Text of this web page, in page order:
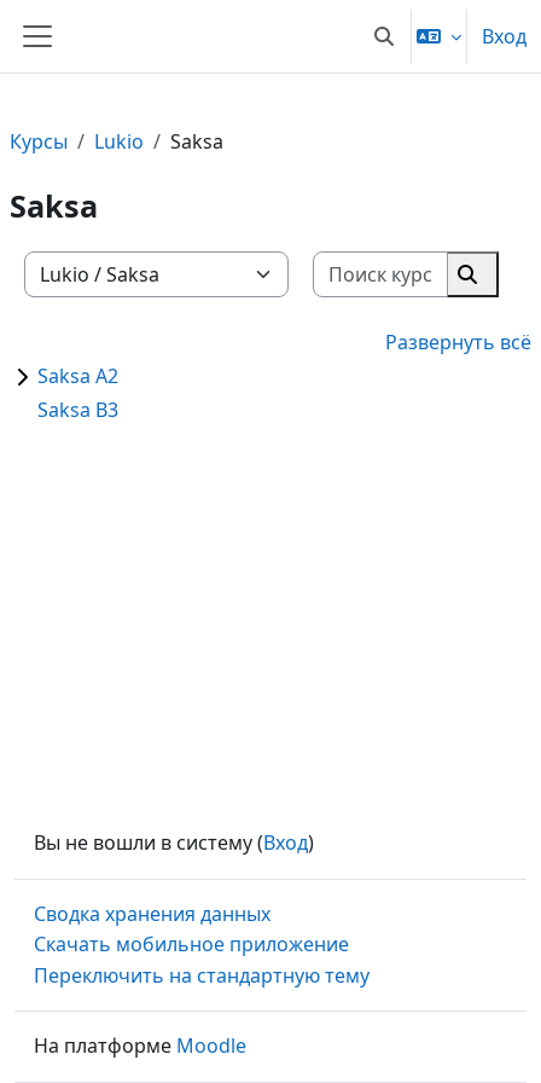
Боковая панель Изменить Вход
Курсы Lukio Saksa
Saksa
Категории курсов
Поиск
Поиск
Развернуть всё
Saksa A2
Saksa B3
Вы не вошли в систему (Вход)
Сводка хранения данных
Скачать мобильное приложение
Переключить на стандартную тему
На платформе Moodle